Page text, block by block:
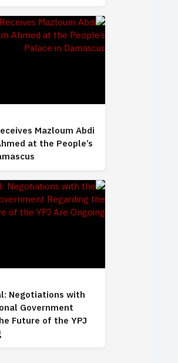
Mazloum Abdi
at the People’s
Negotiations with
Government
Future of the YPJ